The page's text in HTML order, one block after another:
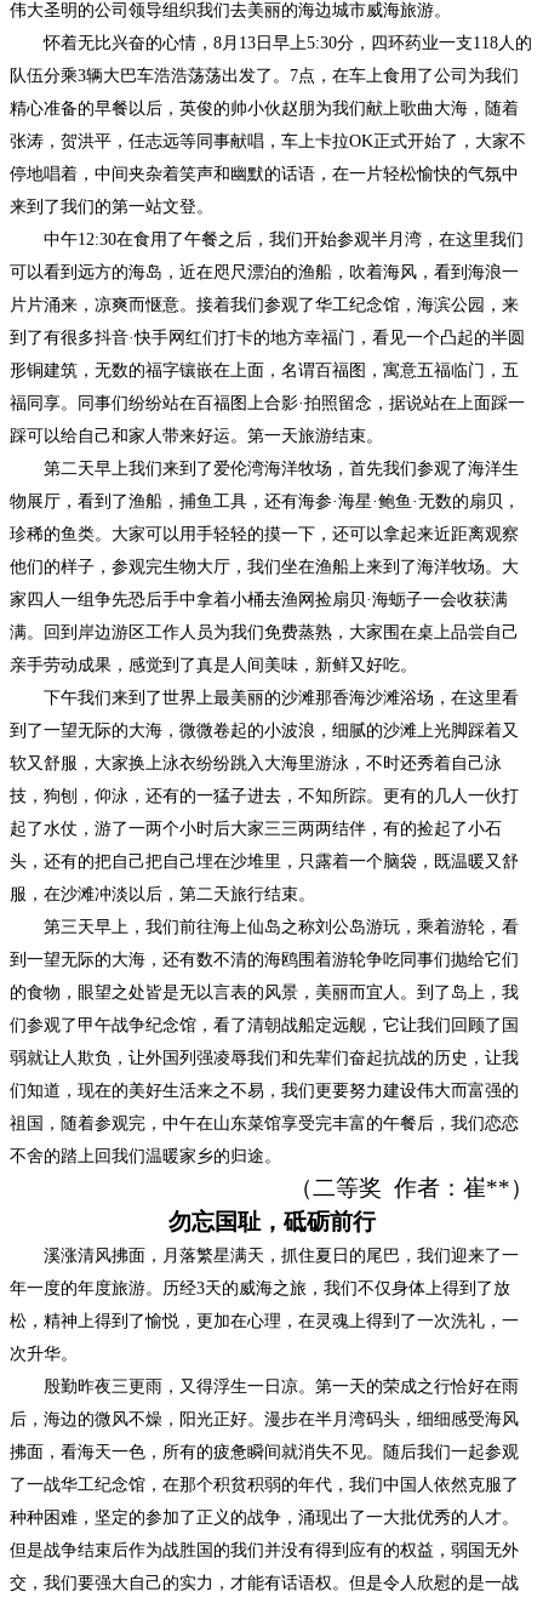
伟大圣明的公司领导组织我们去美丽的海边城市威海旅游。
怀着无比兴奋的心情， 8月13日早上5:30分，四环药业一支118人的
队伍分乘3辆大巴车浩浩荡荡出发了。7点，在车上食用了公司为我们
精心准备的早餐以后，英俊的帅小伙赵朋为我们献上歌曲大海，随着
张涛，贺洪平，任志远等同事献唱，车上卡拉OK正式开始了，大家不
停地唱着，中间夹杂着笑声和幽默的话语，在一片轻松愉快的气氛中
来到了我们的第一站文登。
中午12:30在食用了午餐之后，我们开始参观半月湾，在这里我们
可以看到远方的海岛，近在咫尺漂泊的渔船，吹着海风，看到海浪一
片片涌来，凉爽而惬意。接着我们参观了华工纪念馆，海滨公园，来
到了有很多抖音·快手网红们打卡的地方幸福门，看见一个凸起的半圆
形铜建筑，无数的福字镶嵌在上面，名谓百福图，寓意五福临门，五
福同享。同事们纷纷站在百福图上合影·拍照留念，据说站在上面踩一
踩可以给自己和家人带来好运。第一天旅游结束。
第二天早上我们来到了爱伦湾海洋牧场，首先我们参观了海洋生
物展厅，看到了渔船，捕鱼工具，还有海参·海星·鲍鱼·无数的扇贝，
珍稀的鱼类。大家可以用手轻轻的摸一下，还可以拿起来近距离观察
他们的样子，参观完生物大厅，我们坐在渔船上来到了海洋牧场。大
家四人一组争先恐后手中拿着小桶去渔网捡扇贝·海蛎子一会收获满
满。回到岸边游区工作人员为我们免费蒸熟，大家围在桌上品尝自己
亲手劳动成果，感觉到了真是人间美味，新鲜又好吃。
下午我们来到了世界上最美丽的沙滩那香海沙滩浴场，在这里看
到了一望无际的大海，微微卷起的小波浪，细腻的沙滩上光脚踩着又
软又舒服，大家换上泳衣纷纷跳入大海里游泳，不时还秀着自己泳
技，狗刨，仰泳，还有的一猛子进去，不知所踪。更有的几人一伙打
起了水仗，游了一两个小时后大家三三两两结伴，有的捡起了小石
头，还有的把自己把自己埋在沙堆里，只露着一个脑袋，既温暖又舒
服，在沙滩冲淡以后，第二天旅行结束。
第三天早上，我们前往海上仙岛之称刘公岛游玩，乘着游轮，看
到一望无际的大海，还有数不清的海鸥围着游轮争吃同事们抛给它们
的食物，眼望之处皆是无以言表的风景，美丽而宜人。到了岛上，我
们参观了甲午战争纪念馆，看了清朝战船定远舰，它让我们回顾了国
弱就让人欺负，让外国列强凌辱我们和先辈们奋起抗战的历史，让我
们知道，现在的美好生活来之不易，我们更要努力建设伟大而富强的
祖国，随着参观完，中午在山东菜馆享受完丰富的午餐后，我们恋恋
不舍的踏上回我们温暖家乡的归途。
（二等奖 作者： 崔**）
勿忘国耻，砥砺前行
溪涨清风拂面，月落繁星满天，抓住夏日的尾巴，我们迎来了一
年一度的年度旅游。历经3天的威海之旅，我们不仅身体上得到了放
松，精神上得到了愉悦，更加在心理，在灵魂上得到了一次洗礼，一
次升华。
殷勤昨夜三更雨，又得浮生一日凉。第一天的荣成之行恰好在雨
后，海边的微风不燥，阳光正好。漫步在半月湾码头，细细感受海风
拂面，看海天一色，所有的疲惫瞬间就消失不见。随后我们一起参观
了一战华工纪念馆，在那个积贫积弱的年代，我们中国人依然克服了
种种困难，坚定的参加了正义的战争，涌现出了一大批优秀的人才。
但是战争结束后作为战胜国的我们并没有得到应有的权益，弱国无外
交，我们要强大自己的实力，才能有话语权。但是令人欣慰的是一战